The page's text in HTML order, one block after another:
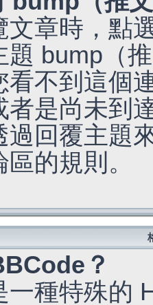
文章時，點
題 bump（
看不到這個
者是尚未到
過回覆主題
的規則。
？
一種特殊的